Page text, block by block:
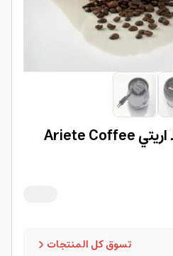
مطحنة قهوة 150 واط اريتي Ariete Coffee
تسوق كل المنتجات